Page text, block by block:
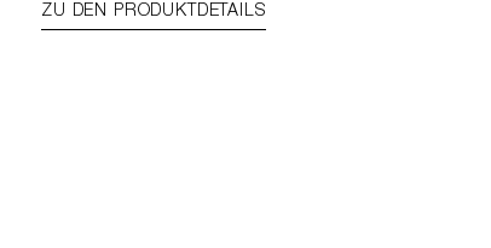
ZU DEN PRODUKTDETAILS